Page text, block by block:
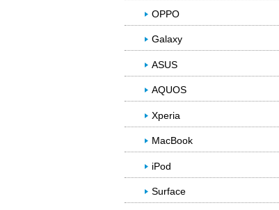
OPPO
Galaxy
ASUS
AQUOS
Xperia
MacBook
iPod
Surface